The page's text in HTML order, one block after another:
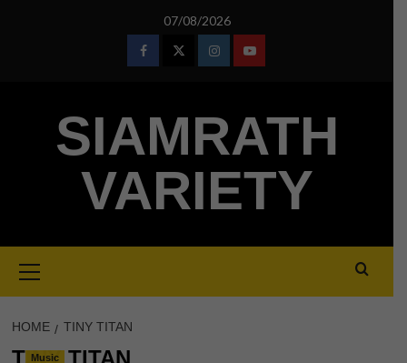
07/08/2026
FacebookTwitterInstagramYoutube
SIAMRATH
VARIETY
Menu
HOME TINY TITAN
TINY TITAN
Music